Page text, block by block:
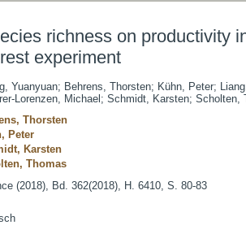
richness on productivity
experiment
Yuanyuan; Behrens, Thorsten; Kühn, Peter;
Lorenzen, Michael ; Schmidt, Karsten; Scholten,
Thorsten
Peter
Karsten
Thomas
(2018), Bd. 362(2018), H. 6410, S. 80-83